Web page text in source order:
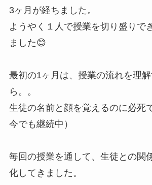
3ヶ月が経ちました。
ようやく１人で授業を切り盛りで
ました😊
最初の1ヶ月は、授業の流れを理
ら。。
生徒の名前と顔を覚えるのに必死
今でも継続中）
毎回の授業を通して、生徒との関
化してきました。